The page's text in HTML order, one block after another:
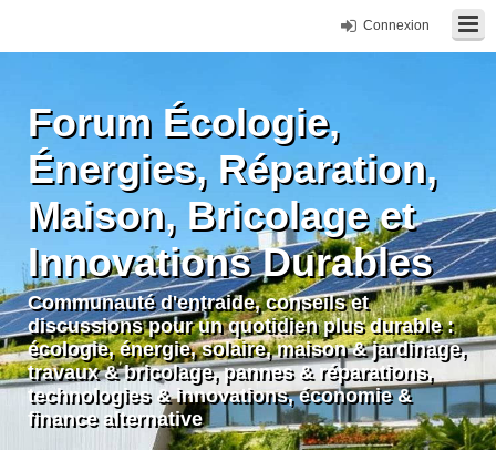
Connexion
Forum Écologie,
Énergies, Réparation,
Maison, Bricolage et
Innovations Durables
Communauté d'entraide, conseils et
discussions pour un quotidien plus durable :
écologie, énergie, solaire, maison & jardinage,
travaux & bricolage, pannes & réparations,
technologies & innovations, économie &
finance alternative